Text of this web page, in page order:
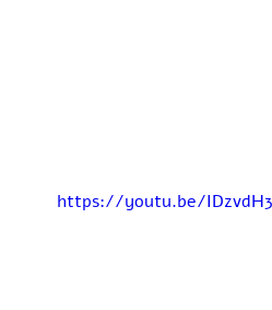
https://youtu.be/